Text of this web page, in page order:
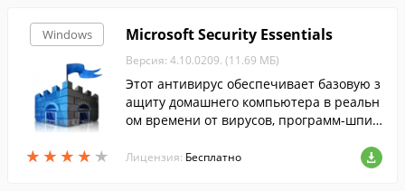
Windows
★ ★ ★ ★ ★
★ ★ ★ ★ ★
Microsoft Security Essentials
Версия: 4.10.0209. (11.69 МБ)
Этот антивирус обеспечивает базовую з
ащиту домашнего компьютера в реальн
ом времени от вирусов, программ-шпио
Лицензия: Бесплатно